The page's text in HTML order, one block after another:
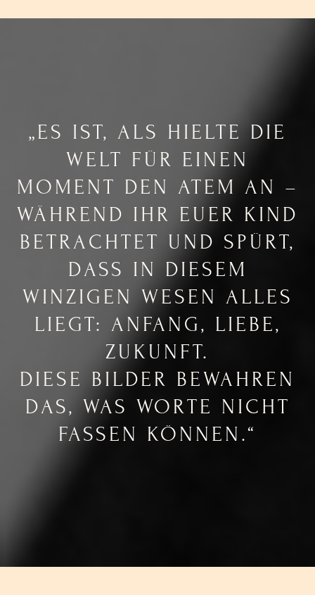
„ES IST, ALS HIELTE DIE
WELT FÜR EINEN
MOMENT DEN ATEM AN –
WÄHREND IHR EUER KIND
BETRACHTET UND SPÜRT,
DASS IN DIESEM
WINZIGEN WESEN ALLES
LIEGT: ANFANG, LIEBE,
ZUKUNFT.
DIESE BILDER BEWAHREN
DAS, WAS WORTE NICHT
FASSEN KÖNNEN.“